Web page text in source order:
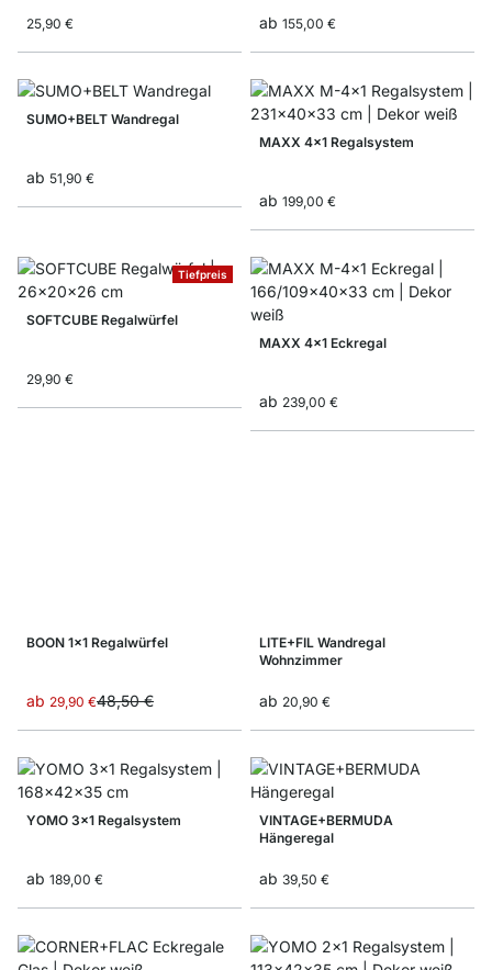
25,90 € ab 155,00 €
SUMO+BELT Wandregal
ab 51,90 €
MAXX 4x1 Regalsystem
ab 199,00 €
Tiefpreis
SOFTCUBE Regalwürfel
29,90 €
MAXX 4x1 Eckregal
ab 239,00 €
BOON 1x1 Regalwürfel
ab 29,90 €48,50 €
LITE+FIL Wandregal
Wohnzimmer
ab 20,90 €
YOMO 3x1 Regalsystem
ab 189,00 €
VINTAGE+BERMUDA
Hängeregal
ab 39,50 €